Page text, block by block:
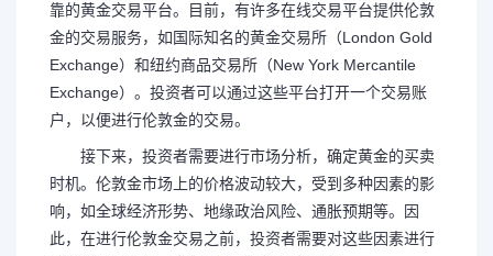
靠的黄金交易平台。目前，有许多在线交易平台提供伦敦
金的交易服务，如国际知名的黄金交易所（London Gold
Exchange）和纽约商品交易所（New York Mercantile
Exchange）。投资者可以通过这些平台打开一个交易账
户，以便进行伦敦金的交易。
接下来，投资者需要进行市场分析，确定黄金的买卖
时机。伦敦金市场上的价格波动较大，受到多种因素的影
响，如全球经济形势、地缘政治风险、通胀预期等。因
此，在进行伦敦金交易之前，投资者需要对这些因素进行